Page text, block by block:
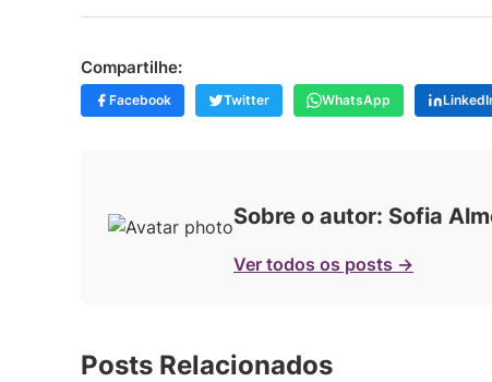
Compartilhe:
Facebook Twitter WhatsApp
Sobre o autor: Sofia
Ver todos os posts →
Posts Relacionados